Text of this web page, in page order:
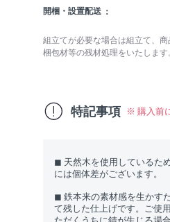
開梱・設置配送
組立てが必要な場合は組立て、商
梱包材等の残材処理をいたします
特記事項 ※ 購入前
◼︎ 天然木を使用しているた
には個体差がございます。
◼︎ 鉄本来の素材感を生かす
て残した仕上げです。ご使